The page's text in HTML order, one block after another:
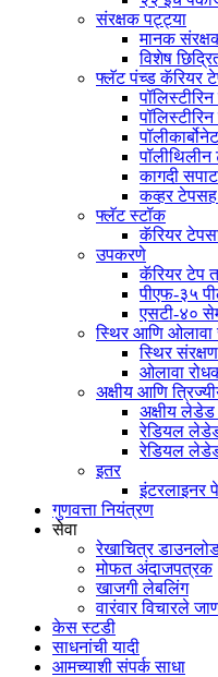
संरक्षक पट्ट्या
मानक
विशेष
फ्लॅट पंच्ड कॅरियर
कागदी
कव्हर
फ्लॅट स्टॉक
कॅरियर
उपकरणे
कॅरियर टेप
पीएफ-३५
एसटी-४०
स्थिर आणि ओलावा
स्थिर संरक्षण
ओलावा
अक्षीय आणि
अक्षीय लेडेड
रेडियल
रेडियल
इतर
इंटरलाइनर
गुणवत्ता नियंत्रण
सेवा
रेखाचित्र
मोफत अंदाजपत्रक
खाजगी लेबलिंग
वारंवार विचारले
केस स्टडी
साधनांची यादी
आमच्याशी संपर्क साधा